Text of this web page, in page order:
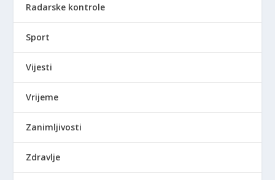
Radarske kontrole
Sport
Vijesti
Vrijeme
Zanimljivosti
Zdravlje